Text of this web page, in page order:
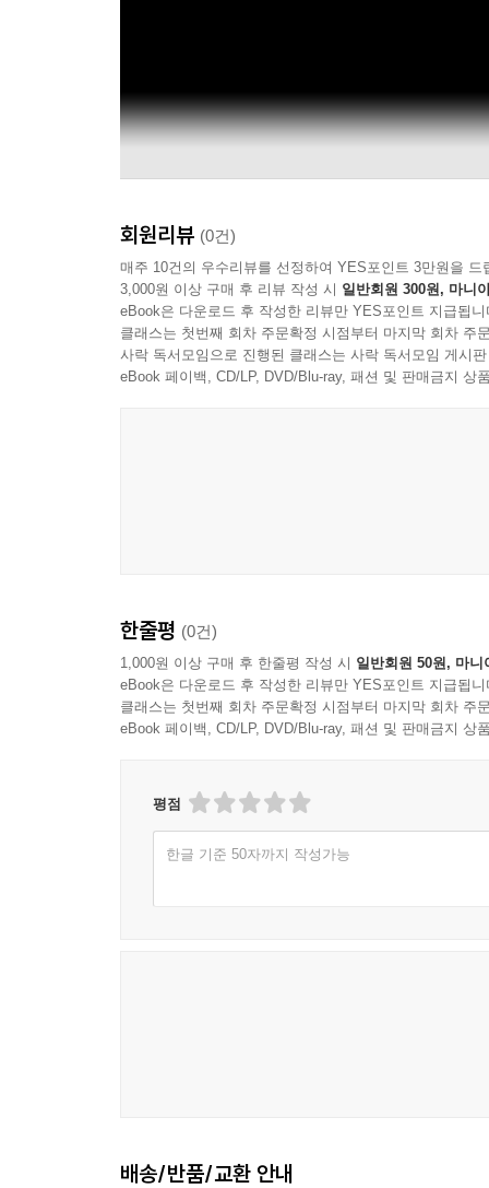
회원리뷰 (0건)
매주 10건의 우수리뷰를 선정하여 YES포인트 3만원을 드
3,000원 이상 구매 후 리뷰 작성 시 일반회원 300원, 마니
eBook은 다운로드 후 작성한 리뷰만 YES포인트 지급됩니
클래스는 첫번째 회차 주문확정 시점부터 마지막 회차 주
사락 독서모임으로 진행된 클래스는 사락 독서모임 게시
eBook 페이백, CD/LP, DVD/Blu-ray, 패션 및 판매금지 상
한줄평 (0건)
1,000원 이상 구매 후 한줄평 작성 시 일반회원 50원, 마니
eBook은 다운로드 후 작성한 리뷰만 YES포인트 지급됩니
클래스는 첫번째 회차 주문확정 시점부터 마지막 회차 주
eBook 페이백, CD/LP, DVD/Blu-ray, 패션 및 판매금지 상
평점
한글 기준 50자까지 작성가능
배송/반품/교환 안내